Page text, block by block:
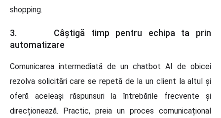
shopping.
3. Câștigă timp pentru echipa ta prin
automatizare
Comunicarea intermediată de un chatbot AI de obicei
rezolva solicitări care se repetă de la un client la altul și
oferă aceleași răspunsuri la întrebările frecvente și
direcționează. Practic, preia un proces comunicațional